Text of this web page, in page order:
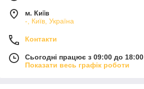
м. Київ
-, Київ, Україна
Контакти
Сьогодні працює з 09:00 до 18:00
Показати весь графік роботи